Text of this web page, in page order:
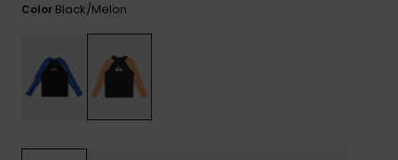
Color Black/melon